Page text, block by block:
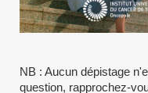
NB : Aucun dépistage
question, rapprochez-